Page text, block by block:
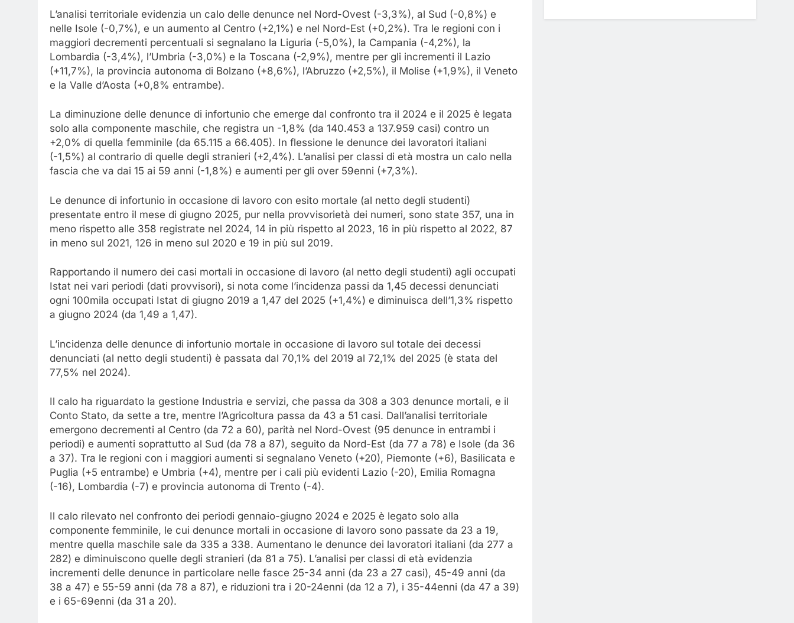
L’analisi territoriale evidenzia un calo delle denunce nel Nord-Ovest (-3,3%), al Sud (-0,8%) e
nelle Isole (-0,7%), e un aumento al Centro (+2,1%) e nel Nord-Est (+0,2%). Tra le regioni con i
maggiori decrementi percentuali si segnalano la Liguria (-5,0%), la Campania (-4,2%), la
Lombardia (-3,4%), l’Umbria (-3,0%) e la Toscana (-2,9%), mentre per gli incrementi il Lazio
(+11,7%), la provincia autonoma di Bolzano (+8,6%), l’Abruzzo (+2,5%), il Molise (+1,9%), il Veneto
e la Valle d’Aosta (+0,8% entrambe).
La diminuzione delle denunce di infortunio che emerge dal confronto tra il 2024 e il 2025 è legata
solo alla componente maschile, che registra un -1,8% (da 140.453 a 137.959 casi) contro un
+2,0% di quella femminile (da 65.115 a 66.405). In flessione le denunce dei lavoratori italiani
(-1,5%) al contrario di quelle degli stranieri (+2,4%). L’analisi per classi di età mostra un calo nella
fascia che va dai 15 ai 59 anni (-1,8%) e aumenti per gli over 59enni (+7,3%).
Le denunce di infortunio in occasione di lavoro con esito mortale (al netto degli studenti)
presentate entro il mese di giugno 2025, pur nella provvisorietà dei numeri, sono state 357, una in
meno rispetto alle 358 registrate nel 2024, 14 in più rispetto al 2023, 16 in più rispetto al 2022, 87
in meno sul 2021, 126 in meno sul 2020 e 19 in più sul 2019.
Rapportando il numero dei casi mortali in occasione di lavoro (al netto degli studenti) agli occupati
Istat nei vari periodi (dati provvisori), si nota come l’incidenza passi da 1,45 decessi denunciati
ogni 100mila occupati Istat di giugno 2019 a 1,47 del 2025 (+1,4%) e diminuisca dell’1,3% rispetto
a giugno 2024 (da 1,49 a 1,47).
L’incidenza delle denunce di infortunio mortale in occasione di lavoro sul totale dei decessi
denunciati (al netto degli studenti) è passata dal 70,1% del 2019 al 72,1% del 2025 (è stata del
77,5% nel 2024).
Il calo ha riguardato la gestione Industria e servizi, che passa da 308 a 303 denunce mortali, e il
Conto Stato, da sette a tre, mentre l’Agricoltura passa da 43 a 51 casi. Dall’analisi territoriale
emergono decrementi al Centro (da 72 a 60), parità nel Nord-Ovest (95 denunce in entrambi i
periodi) e aumenti soprattutto al Sud (da 78 a 87), seguito da Nord-Est (da 77 a 78) e Isole (da 36
a 37). Tra le regioni con i maggiori aumenti si segnalano Veneto (+20), Piemonte (+6), Basilicata e
Puglia (+5 entrambe) e Umbria (+4), mentre per i cali più evidenti Lazio (-20), Emilia Romagna
(-16), Lombardia (-7) e provincia autonoma di Trento (-4).
Il calo rilevato nel confronto dei periodi gennaio-giugno 2024 e 2025 è legato solo alla
componente femminile, le cui denunce mortali in occasione di lavoro sono passate da 23 a 19,
mentre quella maschile sale da 335 a 338. Aumentano le denunce dei lavoratori italiani (da 277 a
282) e diminuiscono quelle degli stranieri (da 81 a 75). L’analisi per classi di età evidenzia
incrementi delle denunce in particolare nelle fasce 25-34 anni (da 23 a 27 casi), 45-49 anni (da
38 a 47) e 55-59 anni (da 78 a 87), e riduzioni tra i 20-24enni (da 12 a 7), i 35-44enni (da 47 a 39)
e i 65-69enni (da 31 a 20).